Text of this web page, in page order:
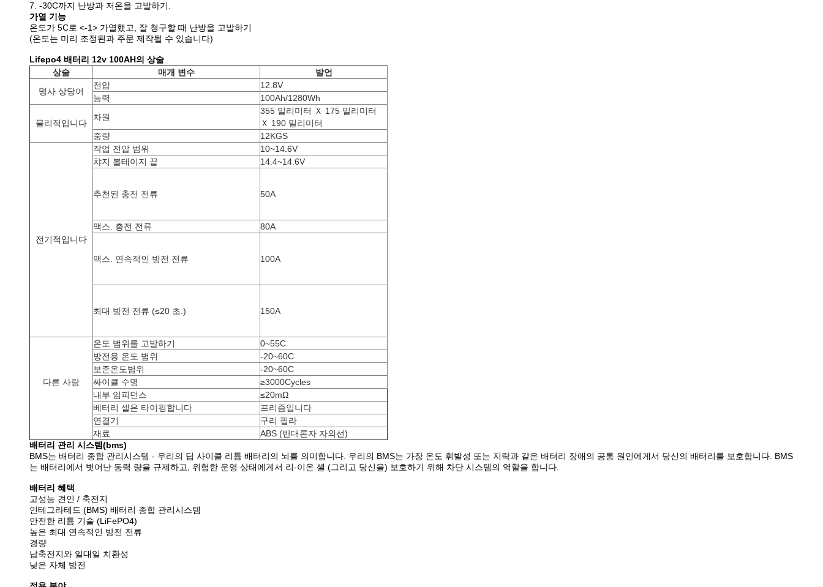
7. -30C까지 난방과 저온을 고발하기.
가열 기능
온도가 5C로 <-1> 가열했고, 잘 청구할 때 난방을 고발하기
(온도는 미리 조정된과 주문 제작될 수 있습니다)
Lifepo4 배터리 12v 100AH의 상술
상술
매개 변수
발언
명사 상당어
전압
12.8V
능력
100Ah/1280Wh
물리적입니다
차원
355 밀리미터 Ｘ 175 밀리미터
Ｘ 190 밀리미터
중량
12KGS
전기적입니다
작업 전압 범위
10~14.6V
챠지 볼테이지 끝
14.4~14.6V
추천된 충전 전류 50A
맥스. 충전 전류 80A
맥스. 연속적인 방전 전류 100A
최대 방전 전류 (≤20 초.) 150A
다른 사람
온도 범위를 고발하기
0~55C
방전용 온도 범위
-20~60C
보존온도범위
-20~60C
싸이클 수명
≥3000Cycles
내부 임피던스
≤20mΩ
베터리 셀은 타이핑합니다
프리즘입니다
연결기
구리 필라
재료
ABS (반대론자 자외선)
배터리 관리 시스템(bms)
BMS는 배터리 종합 관리시스템 - 우리의 딥 사이클 리튬 배터리의 뇌를 의미합니다. 우리의 BMS는 가장 온도 휘발성 또는 지락과 같은 배터리 장애의 공통 원인에게서 당신의 배터리를 보호합니다. BMS
는 배터리에서 벗어난 동력 량을 규제하고, 위험한 운영 상태에게서 리-이온 셀 (그리고 당신을) 보호하기 위해 차단 시스템의 역할을 합니다.
배터리 혜택
고성능 견인 / 축전지
인테그라테드 (BMS) 배터리 종합 관리시스템
안전한 리튬 기술 (LiFePO4)
높은 최대 연속적인 방전 전류
경량
납축전지와 일대일 치환성
낮은 자체 방전